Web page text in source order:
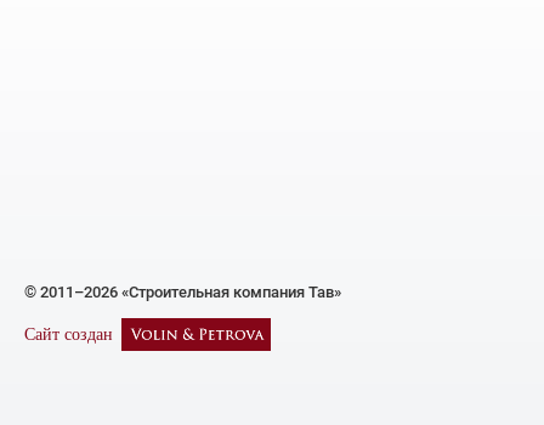
© 2011–2026 «Строительная компания Тав»
Сайт создан